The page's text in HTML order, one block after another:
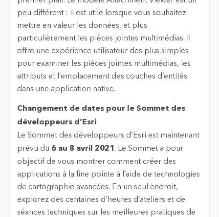
peu différent : il est utile lorsque vous souhaitez
mettre en valeur les données, et plus
particulièrement les pièces jointes multimédias. Il
offre une expérience utilisateur des plus simples
pour examiner les pièces jointes multimédias, les
attributs et l’emplacement des couches d’entités
dans une application native.
Changement de dates pour le Sommet des
développeurs d’Esri
Le Sommet des développeurs d’Esri est maintenant
prévu du 6 au 8 avril 2021 . Le Sommet a pour
objectif de vous montrer comment créer des
applications à la fine pointe à l’aide de technologies
de cartographie avancées. En un seul endroit,
explorez des centaines d’heures d’ateliers et de
séances techniques sur les meilleures pratiques de